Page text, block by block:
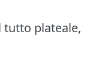
tutto plateale,